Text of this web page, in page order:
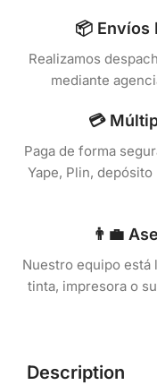
📦 Envíos
Realizamos
mediante
💳
Paga de forma
Yape, Plin,
👨‍💼
Nuestro equipo está
tinta, impresora o
Description